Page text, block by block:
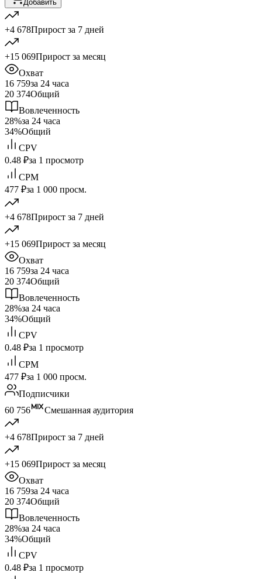
Добавить
+4 678Прирост за 7 дней
+15 069Прирост за месяц
Охват
16 759за 24 часа
20 374Общий
Вовлеченность
28%за 24 часа
34%Общий
CPV
0.48 ₽за 1 просмотр
CPM
477 ₽за 1 000 просм.
+4 678Прирост за 7 дней
+15 069Прирост за месяц
Охват
16 759за 24 часа
20 374Общий
Вовлеченность
28%за 24 часа
34%Общий
CPV
0.48 ₽за 1 просмотр
CPM
477 ₽за 1 000 просм.
Подписчики
60 756
Смешанная аудитория
+4 678Прирост за 7 дней
+15 069Прирост за месяц
Охват
16 759за 24 часа
20 374Общий
Вовлеченность
28%за 24 часа
34%Общий
CPV
0.48 ₽за 1 просмотр